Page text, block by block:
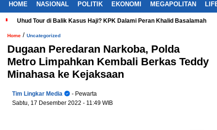
HOME NASIONAL POLITIK EKONOMI MEGAPOLITAN
Uhud Tour di Balik Kasus Haji? KPK Dalami Peran Khalid Basalamah
Home / Uncategorized
Dugaan Peredaran Narkoba, Polda
Metro Limpahkan Kembali Berkas Teddy
Minahasa ke Kejaksaan
Tim Lingkar Media
- Pewarta
Sabtu, 17 Desember 2022 - 11:49 WIB